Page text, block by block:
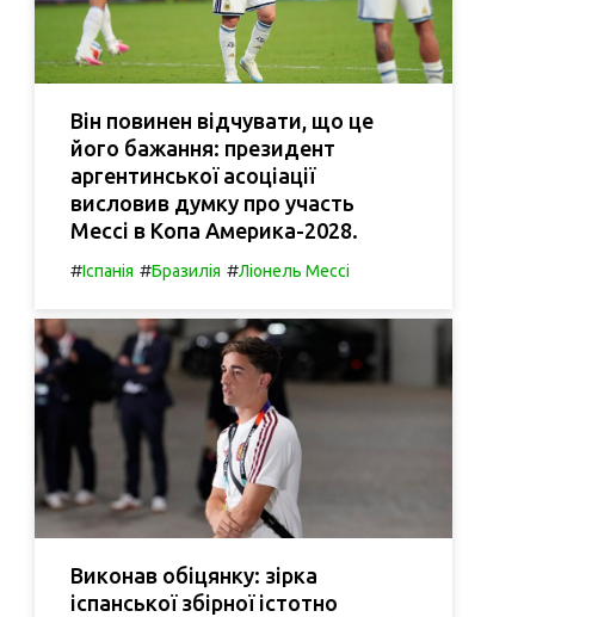
Він повинен відчувати, що це
його бажання: президент
аргентинської асоціації
висловив думку про участь
Мессі в Копа Америка-2028.
#Іспанія #Бразилія #Ліонель Мессі
Виконав обіцянку: зірка
іспанської збірної істотно